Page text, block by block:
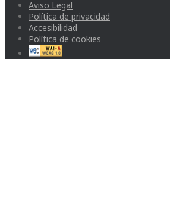
Aviso Legal
Política de privacidad
Accesibilidad
Política de cookies